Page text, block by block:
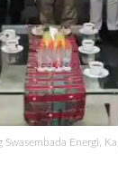
Swasembada Energi,